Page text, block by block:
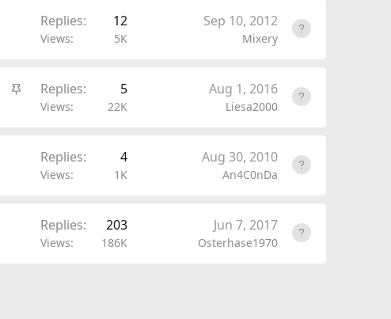
Replies 12
Views 5K
Sep 10, 2012
Mixery
S
Replies 5
Views 22K
Aug 1, 2016
Liesa2000
Replies 4
Views 1K
Aug 30, 2010
An4C0nDa
Replies 203
Views 186K
Jun 7, 2017
Osterhase1970